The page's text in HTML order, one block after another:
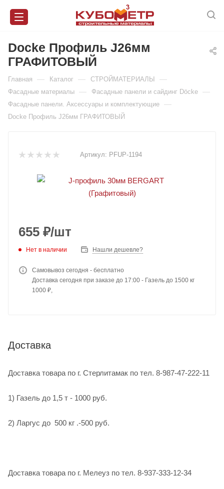
Docke Профиль J26мм
ГРАФИТОВЫЙ
Главная — Каталог — СТРОЙМАТЕРИАЛЫ —
Фасадные материалы — Фасадные панели и сайдинг Döcke —
Фасадные панели. Аксессуары и комплектующие —
Docke Профиль J26мм ГРАФИТОВЫЙ
Артикул: PFUP-1194
655 ₽/шт
Нет в наличии Нашли дешевле?
Самовывоз сегодня - бесплатно
Доставка сегодня при заказе до 17:00 - Газель до 1500 кг
1000 ₽,
Доставка
Доставка товара по г. Стерлитамак по тел. 8-987-47-222-11
1) Газель до 1,5 т - 1000 руб.
2) Ларгус до 500 кг .-500 руб.
Доставка товара по г. Мелеуз по тел. 8-937-333-12-34